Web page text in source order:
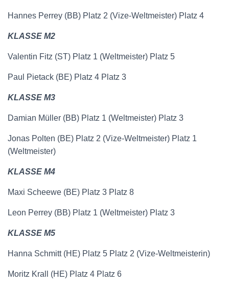
Hannes Perrey (BB) Platz 2 (Vize-Weltmeister) Platz 4
KLASSE M2
Valentin Fitz (ST) Platz 1 (Weltmeister) Platz 5
Paul Pietack (BE) Platz 4 Platz 3
KLASSE M3
Damian Müller (BB) Platz 1 (Weltmeister) Platz 3
Jonas Polten (BE) Platz 2 (Vize-Weltmeister) Platz 1
(Weltmeister)
KLASSE M4
Maxi Scheewe (BE) Platz 3 Platz 8
Leon Perrey (BB) Platz 1 (Weltmeister) Platz 3
KLASSE M5
Hanna Schmitt (HE) Platz 5 Platz 2 (Vize-Weltmeisterin)
Moritz Krall (HE) Platz 4 Platz 6